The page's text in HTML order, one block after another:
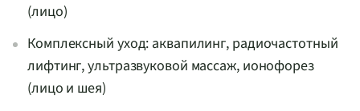
(лицо)
Комплексный уход: аквапилинг, радиочастотный
лифтинг, ультразвуковой массаж, ионофорез
(лицо и шея)